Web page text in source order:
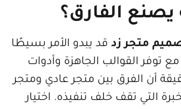
زدقد يبدو الأمر بسيطًا
الجاهزة وأدوات
بين متجر عادي ومتجر
خلف تنفيذه. اختيار